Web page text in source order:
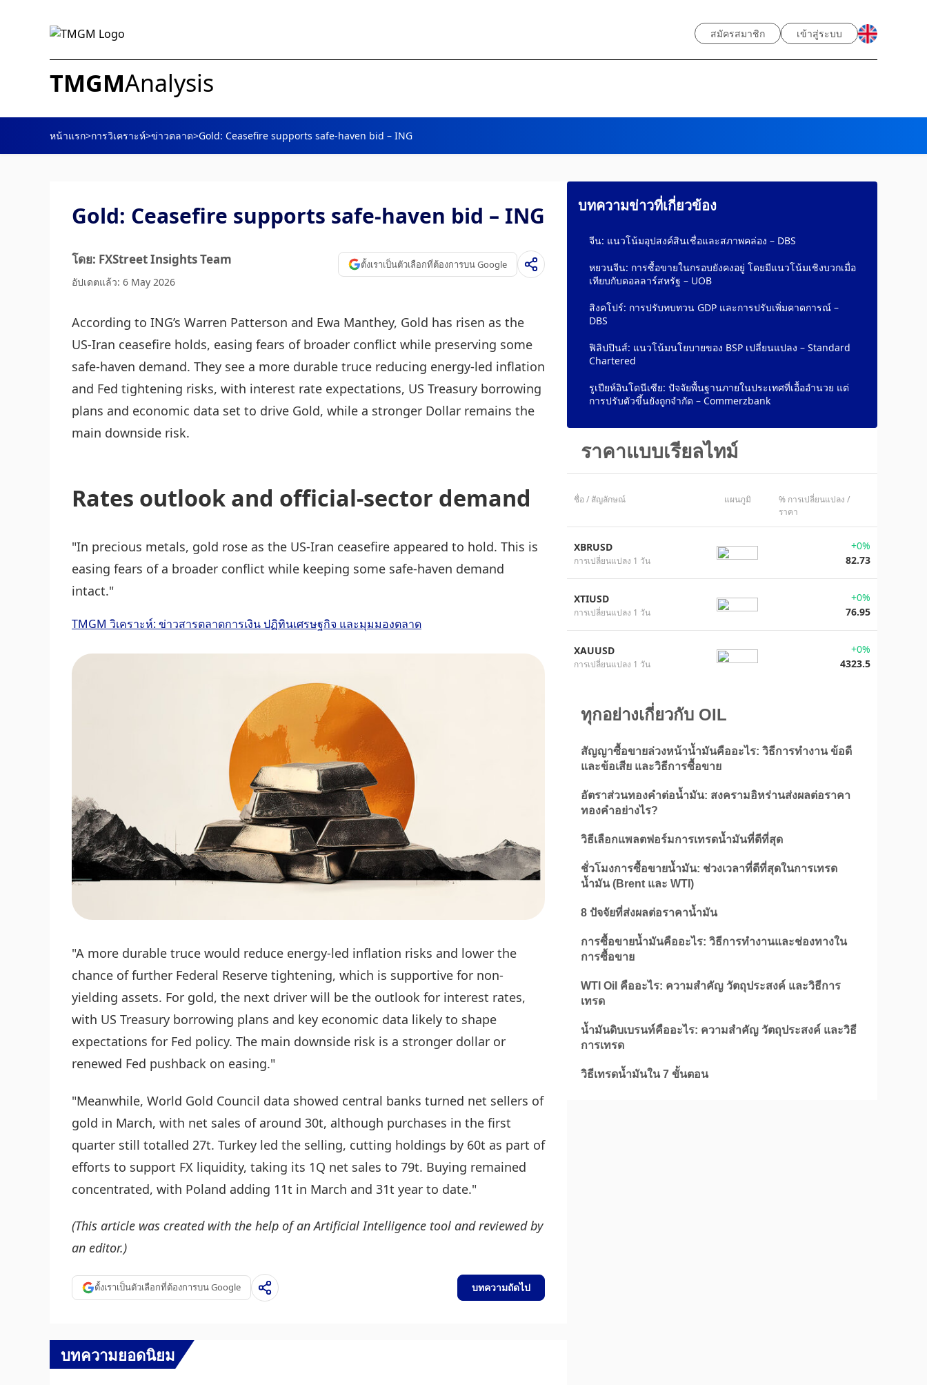
สมัครสมาชิก เข้าสู่ระบบ
TMGMAnalysis
หน้าแรก>การวิเคราะห์>ข่าวตลาด>Gold: Ceasefire supports safe-haven bid – ING
Gold: Ceasefire supports safe-haven bid – ING
โดย: FXStreet Insights Team
อัปเดตแล้ว: 6 May 2026
ตั้งเราเป็นตัวเลือกที่ต้องการบน Google
According to ING’s Warren Patterson and Ewa Manthey, Gold has risen as the
US-Iran ceasefire holds, easing fears of broader conflict while preserving some
safe-haven demand. They see a more durable truce reducing energy-led inflation
and Fed tightening risks, with interest rate expectations, US Treasury borrowing
plans and economic data set to drive Gold, while a stronger Dollar remains the
main downside risk.
Rates outlook and official-sector demand
"In precious metals, gold rose as the US-Iran ceasefire appeared to hold. This is
easing fears of a broader conflict while keeping some safe-haven demand
intact."
TMGM วิเคราะห์: ข่าวสารตลาดการเงิน ปฏิทินเศรษฐกิจ และมุมมองตลาด
"A more durable truce would reduce energy-led inflation risks and lower the
chance of further Federal Reserve tightening, which is supportive for non-
yielding assets. For gold, the next driver will be the outlook for interest rates,
with US Treasury borrowing plans and key economic data likely to shape
expectations for Fed policy. The main downside risk is a stronger dollar or
renewed Fed pushback on easing."
"Meanwhile, World Gold Council data showed central banks turned net sellers of
gold in March, with net sales of around 30t, although purchases in the first
quarter still totalled 27t. Turkey led the selling, cutting holdings by 60t as part of
efforts to support FX liquidity, taking its 1Q net sales to 79t. Buying remained
concentrated, with Poland adding 11t in March and 31t year to date."
(This article was created with the help of an Artificial Intelligence tool and reviewed by
an editor.)
ตั้งเราเป็นตัวเลือกที่ต้องการบน Google บทความถัดไป
บทความยอดนิยม
บทความข่าวที่เกี่ยวข้อง
จีน: แนวโน้มอุปสงค์สินเชื่อและสภาพคล่อง – DBS
หยวนจีน: การซื้อขายในกรอบยังคงอยู่ โดยมีแนวโน้มเชิงบวกเมื่อ
เทียบกับดอลลาร์สหรัฐ – UOB
สิงคโปร์: การปรับทบทวน GDP และการปรับเพิ่มคาดการณ์ –
DBS
ฟิลิปปินส์: แนวโน้มนโยบายของ BSP เปลี่ยนแปลง – Standard
Chartered
รูเปียห์อินโดนีเซีย: ปัจจัยพื้นฐานภายในประเทศที่เอื้ออำนวย แต่
การปรับตัวขึ้นยังถูกจำกัด – Commerzbank
ราคาแบบเรียลไทม์
ชื่อ / สัญลักษณ์ แผนภูมิ
% การเปลี่ยนแปลง /
ราคา
XBRUSD
การเปลี่ยนแปลง 1 วัน
+0%
82.73
XTIUSD
การเปลี่ยนแปลง 1 วัน
+0%
76.95
XAUUSD
การเปลี่ยนแปลง 1 วัน
+0%
4323.5
ทุกอย่างเกี่ยวกับ OIL
สัญญาซื้อขายล่วงหน้าน้ำมันคืออะไร: วิธีการทำงาน ข้อดี
และข้อเสีย และวิธีการซื้อขาย
อัตราส่วนทองคำต่อน้ำมัน: สงครามอิหร่านส่งผลต่อราคา
ทองคำอย่างไร?
วิธีเลือกแพลตฟอร์มการเทรดน้ำมันที่ดีที่สุด
ชั่วโมงการซื้อขายน้ำมัน: ช่วงเวลาที่ดีที่สุดในการเทรด
น้ำมัน (Brent และ WTI)
8 ปัจจัยที่ส่งผลต่อราคาน้ำมัน
การซื้อขายน้ำมันคืออะไร: วิธีการทำงานและช่องทางใน
การซื้อขาย
WTI Oil คืออะไร: ความสำคัญ วัตถุประสงค์ และวิธีการ
เทรด
น้ำมันดิบเบรนท์คืออะไร: ความสำคัญ วัตถุประสงค์ และวิธี
การเทรด
วิธีเทรดน้ำมันใน 7 ขั้นตอน